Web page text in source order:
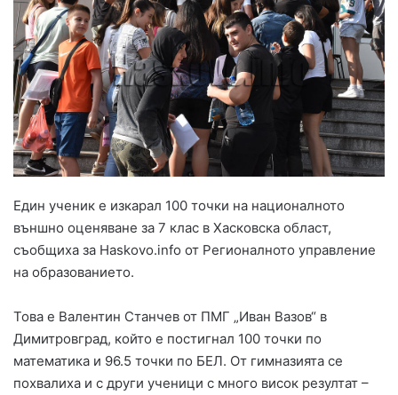
Един ученик е изкарал 100 точки на националното
външно оценяване за 7 клас в Хасковска област,
съобщиха за Haskovo.info от Регионалното управление
на образованието.
Това е Валентин Станчев от ПМГ „Иван Вазов“ в
Димитровград, който е постигнал 100 точки по
математика и 96.5 точки по БЕЛ. От гимназията се
похвалиха и с други ученици с много висок резултат –